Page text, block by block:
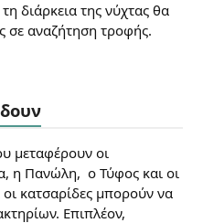
διάρκεια της νύχτας θα
σε αναζήτηση τροφής.
μεταφέρουν οι
η Πανώλη, ο Τύφος και οι
οι κατσαρίδες μπορούν να
Επιπλέον,